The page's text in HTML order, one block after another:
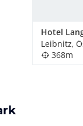
Hotel
Leibnitz,
368m